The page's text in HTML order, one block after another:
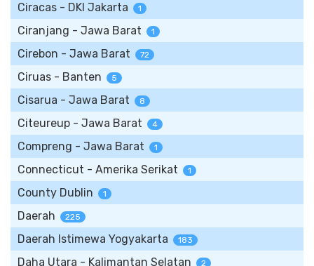
Ciracas - DKI Jakarta 1
Ciranjang - Jawa Barat 1
Cirebon - Jawa Barat 72
Ciruas - Banten 5
Cisarua - Jawa Barat 8
Citeureup - Jawa Barat 4
Compreng - Jawa Barat 1
Connecticut - Amerika Serikat 1
County Dublin 1
Daerah 225
Daerah Istimewa Yogyakarta 183
Daha Utara - Kalimantan Selatan 2